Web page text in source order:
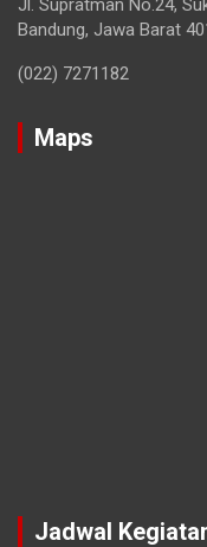
Jl. Supratman No.24,
Bandung, Jawa Barat
(022) 7271182
Maps
Jadwal